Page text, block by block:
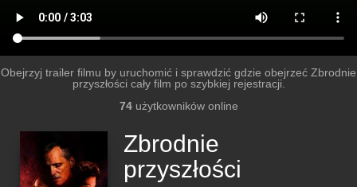
Obejrzyj trailer filmu by uruchomić i sprawdzić gdzie obejrzeć Zbrodnie
przyszłości cały film po szybkiej rejestracji.
74użytkowników online
Zbrodnie
przyszłości